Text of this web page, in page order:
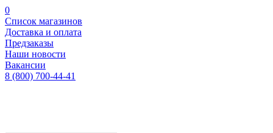
0
Список магазинов
Доставка и оплата
Предзаказы
Наши новости
Вакансии
8 (800) 700-44-41